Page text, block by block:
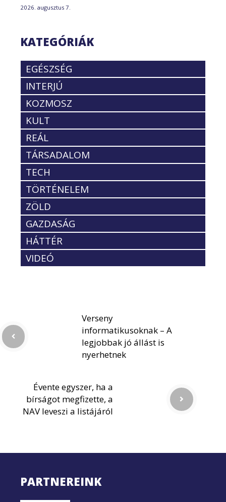
2026. augusztus 7.
KATEGÓRIÁK
EGÉSZSÉG
INTERJÚ
KOZMOSZ
KULT
REÁL
TÁRSADALOM
TECH
TÖRTÉNELEM
ZÖLD
GAZDASÁG
HÁTTÉR
VIDEÓ
Verseny
informatikusoknak – A
legjobbak jó állást is
nyerhetnek
Évente egyszer, ha a
bírságot megfizette, a
NAV leveszi a listájáról
PARTNEREINK